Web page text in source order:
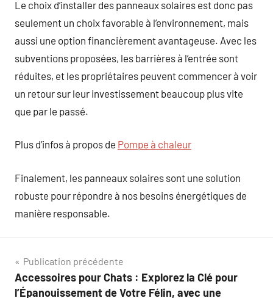
Le choix d’installer des panneaux solaires est donc pas
seulement un choix favorable à l’environnement, mais
aussi une option financièrement avantageuse. Avec les
subventions proposées, les barrières à l’entrée sont
réduites, et les propriétaires peuvent commencer à voir
un retour sur leur investissement beaucoup plus vite
que par le passé.
Plus d’infos à propos de Pompe à chaleur
Finalement, les panneaux solaires sont une solution
robuste pour répondre à nos besoins énergétiques de
manière responsable.
Navigation
de
Publication précédente
Accessoires pour Chats : Explorez la Clé pour
l’Épanouissement de Votre Félin, avec une